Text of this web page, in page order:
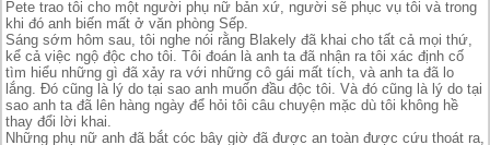
Pete trao tôi cho một người phụ nữ bản xứ, người sẽ phục vụ tôi và trong
khi đó anh biến mất ở văn phòng Sếp.
Sáng sớm hôm sau, tôi nghe nói rằng Blakely đã khai cho tất cả mọi thứ,
kể cả việc ngộ độc cho tôi. Tôi đoán là anh ta đã nhận ra tôi xác định cố
tìm hiểu những gì đã xảy ra với những cô gái mất tích, và anh ta đã lo
lắng. Đó cũng là lý do tại sao anh muốn đầu độc tôi. Và đó cũng là lý do tại
sao anh ta đã lên hàng ngày để hỏi tôi câu chuyện mặc dù tôi không hề
thay đổi lời khai.
Những phụ nữ anh đã bắt cóc bây giờ đã được an toàn được cứu thoát ra,